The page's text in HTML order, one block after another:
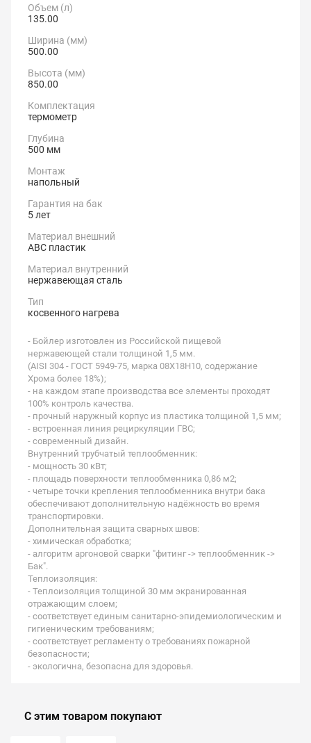
Объем (л)
135.00
Ширина (мм)
500.00
Высота (мм)
850.00
Комплектация
термометр
Глубина
500 мм
Монтаж
напольный
Гарантия на бак
5 лет
Материал внешний
АВС пластик
Материал внутренний
нержавеющая сталь
Тип
косвенного нагрева
- Бойлер изготовлен из Российской пищевой
нержавеющей стали толщиной 1,5 мм.
(AISI 304 - ГОСТ 5949-75, марка 08Х18Н10, содержание
Хрома более 18%);
- на каждом этапе производства все элементы проходят
100% контроль качества.
- прочный наружный корпус из пластика толщиной 1,5 мм;
- встроенная линия рециркуляции ГВС;
- современный дизайн.
Внутренний трубчатый теплообменник:
- мощность 30 кВт;
- площадь поверхности теплообменника 0,86 м2;
- четыре точки крепления теплообменника внутри бака
обеспечивают дополнительную надёжность во время
транспортировки.
Дополнительная защита сварных швов:
- химическая обработка;
- алгоритм аргоновой сварки "фитинг -> теплообменник ->
Бак".
Теплоизоляция:
- Теплоизоляция толщиной 30 мм экранированная
отражающим слоем;
- соответствует единым санитарно-эпидемиологическим и
гигиеническим требованиям;
- соответствует регламенту о требованиях пожарной
безопасности;
- экологична, безопасна для здоровья.
С этим товаром покупают